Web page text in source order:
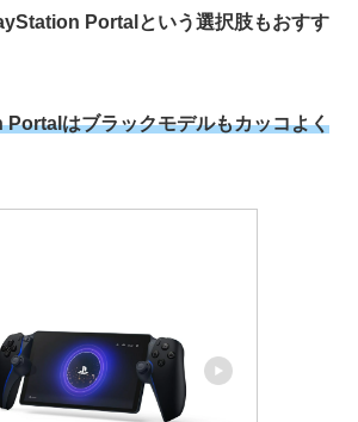
Portalという選択肢もおすす
はブラックモデルもカッコよく